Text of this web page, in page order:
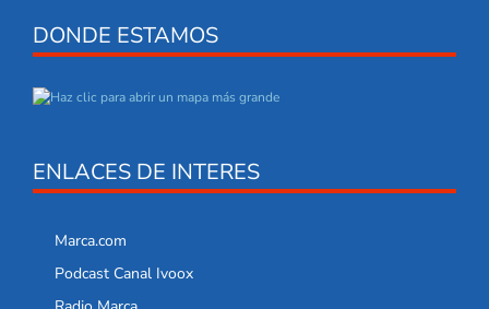
DONDE ESTAMOS
ENLACES DE INTERES
Marca.com
Podcast Canal Ivoox